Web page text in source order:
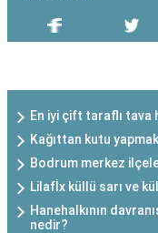
En iyi çift taraflı tava
Kağıttan kutu
Bodrum merkez
Lilafİx küllü sarı ve
Hanehalkının
nedir?